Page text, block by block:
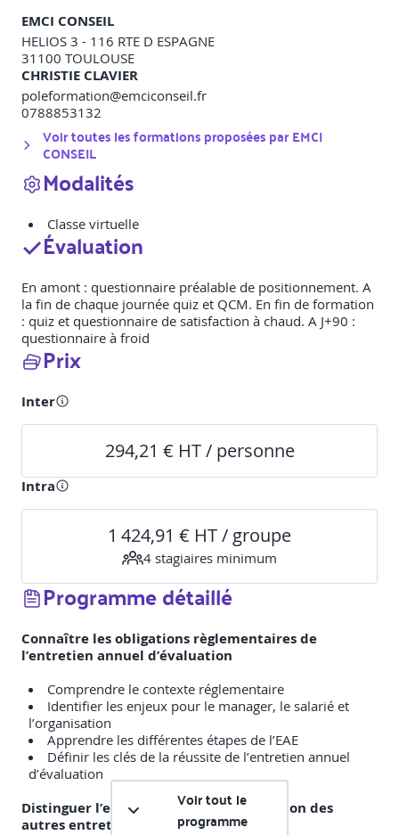
EMCI CONSEIL
HELIOS 3 - 116 RTE D ESPAGNE
31100 TOULOUSE
CHRISTIE CLAVIER
poleformation@emciconseil.fr
0788853132
Voir toutes les formations proposées parEMCI
CONSEIL
Modalités
Classe virtuelle
Évaluation
En amont : questionnaire préalable de positionnement. A
la fin de chaque journée quiz et QCM. En fin de formation
: quiz et questionnaire de satisfaction à chaud. A J+90 :
questionnaire à froid
Prix
Inter
294,21 € HT / personne
Intra
1 424,91 € HT / groupe
4 stagiaires minimum
Programme détaillé
Connaître les obligations règlementaires de
l’entretien annuel d’évaluation
Comprendre le contexte réglementaire
Identifier les enjeux pour le manager, le salarié et
l’organisation
Apprendre les différentes étapes de l’EAE
Définir les clés de la réussite de l’entretien annuel
d’évaluation
Distinguer l’entretien annuel d’évaluation des
autres entretiens RH ;
Voir tout le
programme